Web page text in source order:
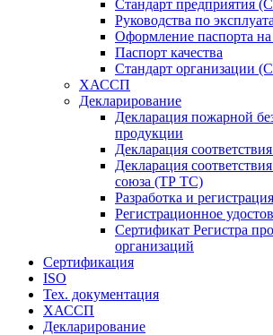
Стандарт предприятия
Руководства по
Оформление паспорта
Паспорт качества
Стандарт организации
ХАССП
Декларирование
Декларация пожарной
продукции
Декларация
Декларация
союза (ТР ТС)
Разработка и
Регистрационное
Сертификат Регистра
организаций
Сертификация
ISO
Тех. документация
ХАССП
Декларирование